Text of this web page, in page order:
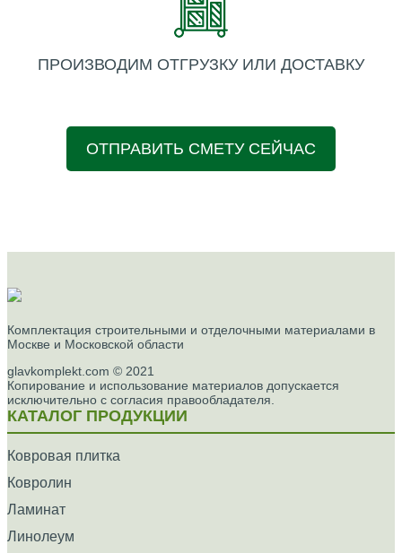
ПРОИЗВОДИМ ОТГРУЗКУ ИЛИ ДОСТАВКУ
ОТПРАВИТЬ СМЕТУ СЕЙЧАС
Комплектация строительными и отделочными материалами в
Москве и Московской области
glavkomplekt.com © 2021
Копирование и использование материалов допускается
исключительно с согласия правообладателя.
КАТАЛОГ ПРОДУКЦИИ
Ковровая плитка
Ковролин
Ламинат
Линолеум